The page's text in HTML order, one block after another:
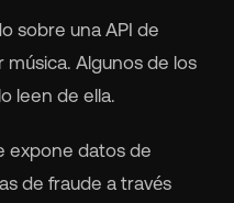
sobre una API de
Algunos de los
leen de ella.
expone datos de
de fraude a través